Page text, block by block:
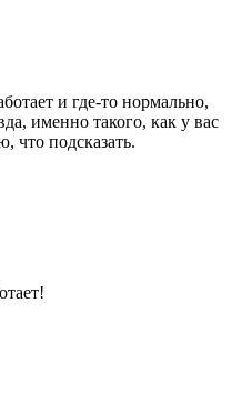
и где-то нормально,
именно такого, как у вас
что подсказать.